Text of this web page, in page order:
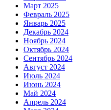
Март 2025
Февраль 2025
Январь 2025
Декабрь 2024
Ноябрь 2024
Октябрь 2024
Сентябрь 2024
Август 2024
Июль 2024
Июнь 2024
Май 2024
Апрель 2024